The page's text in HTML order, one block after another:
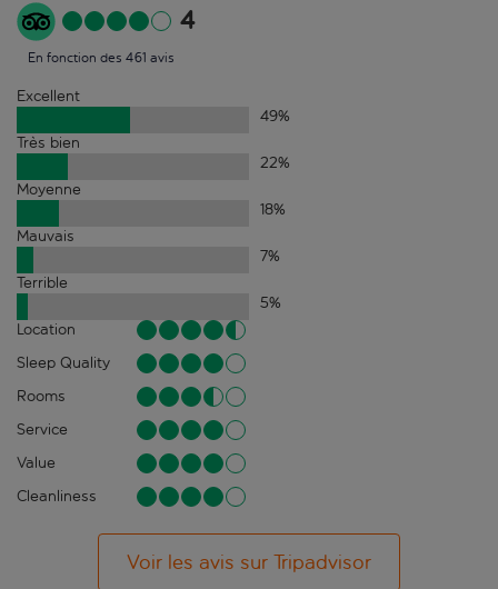
4
En fonction des 461 avis
Excellent
49%
Très bien
22%
Moyenne
18%
Mauvais
7%
Terrible
5%
Location
Sleep Quality
Rooms
Service
Value
Cleanliness
Voir les avis sur Tripadvisor